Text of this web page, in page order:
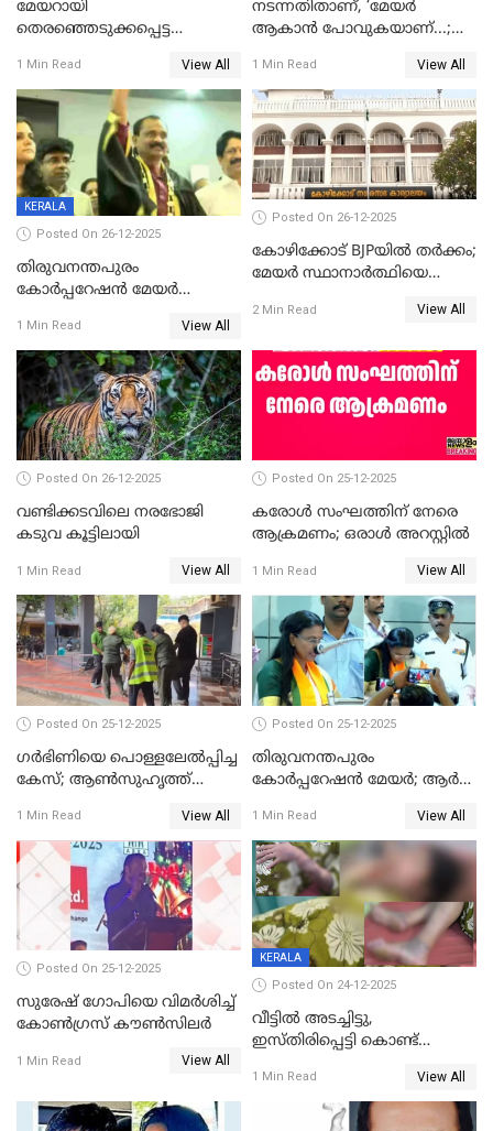
മേയറായി
തെരഞ്ഞെടുക്കപ്പെട്ട
ആദ്യ വോട്ട് അസാധു; കണ്ണൂർ
ഡെപ്യൂട്ടി മേയർ സ്ഥാനത്ത്
താഹിറിന് വിജയം
1 Min Read View All
നടന്നതിതാണ്, ‘മേയർ
ആകാൻ പോവുകയാണ്...;
മുഖ്യമന്ത്രിയുടെ ഓഫീസ്
തന്നെ വിശദീകരിയ്ക്കുന്നു;
സത്യമിതാണ്
1 Min Read View All
KERALA
Posted On 26-12-2025
തിരുവനന്തപുരം
കോര്‍പ്പറേഷന്‍ മേയര്‍
ഹൈക്കോടതിയിലേക്ക്;
സത്യപ്രതിജ്ഞ ചടങ്ങില്‍
ചട്ടലംഘനമെന്ന് പാർട്ടി
1 Min Read View All
Posted On 26-12-2025
കോഴിക്കോട് BJPയിൽ തർക്കം;
മേയർ സ്ഥാനാർത്ഥിയെ
2 Min Read View All
Posted On 26-12-2025
വണ്ടിക്കടവിലെ നരഭോജി
കടുവ കൂട്ടിലായി
1 Min Read View All
Posted On 25-12-2025
കരോള്‍ സംഘത്തിന് നേരെ
ആക്രമണം; ഒരാള്‍ അറസ്റ്റില്‍
1 Min Read View All
Posted On 25-12-2025
ഗര്‍ഭിണിയെ പൊള്ളലേല്‍പ്പിച്ച
കേസ്; ആണ്‍സുഹൃത്ത്
1 Min Read View All
Posted On 25-12-2025
തിരുവനന്തപുരം
കോര്‍പ്പറേഷന്‍ മേയർ; ആര്‍
1 Min Read View All
Posted On 25-12-2025
സുരേഷ് ഗോപിയെ വിമര്‍ശിച്ച്
കോണ്‍ഗ്രസ് കൗണ്‍സിലര്‍
1 Min Read View All
KERALA
Posted On 24-12-2025
വീട്ടിൽ അടച്ചിട്ടു,
ഇസ്തിരിപ്പെട്ടി കൊണ്ട്
ഗർഭിണിയായ യുവതിക്ക് ക്രൂര
1 Min Read View All